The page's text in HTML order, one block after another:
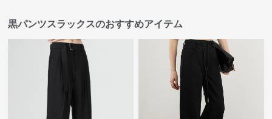
黒パンツスラックスのおすすめアイテム